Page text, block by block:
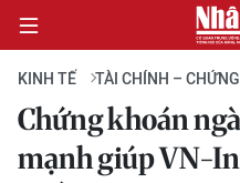
CHÍNH TRỊ
KINH TẾ TÀI CHÍNH –
Chứng khoán
mạnh giúp VN-